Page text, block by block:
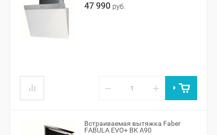
47 990 руб.
− +
Встраиваемая вытяжка Faber
FABULA EVO+ BK A90